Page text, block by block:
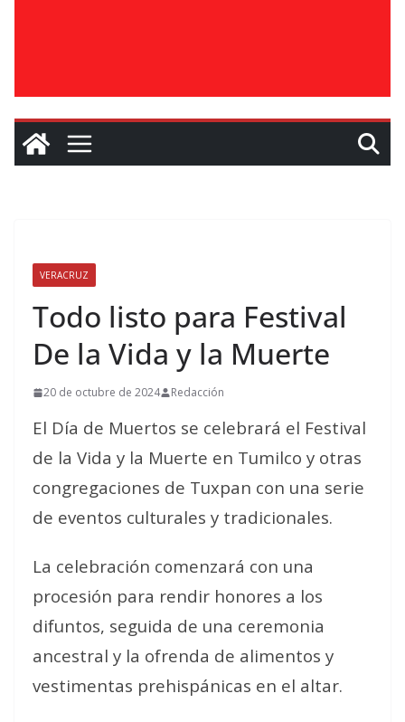
VERACRUZ
Todo listo para Festival
De la Vida y la Muerte
20 de octubre de 2024 Redacción
El Día de Muertos se celebrará el Festival
de la Vida y la Muerte en Tumilco y otras
congregaciones de Tuxpan con una serie
de eventos culturales y tradicionales.
La celebración comenzará con una
procesión para rendir honores a los
difuntos, seguida de una ceremonia
ancestral y la ofrenda de alimentos y
vestimentas prehispánicas en el altar.